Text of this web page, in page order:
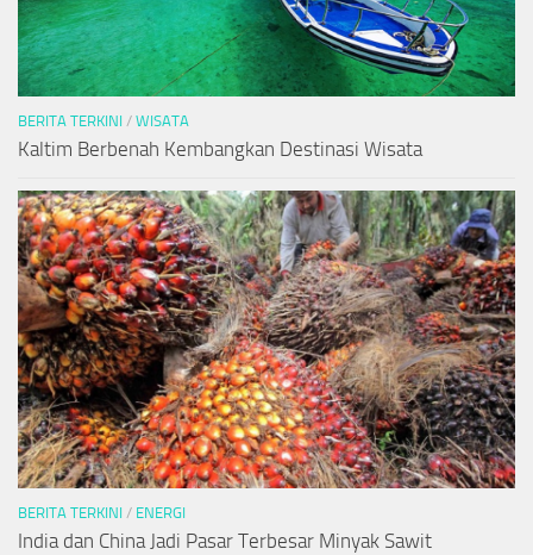
BERITA TERKINI / WISATA
Kaltim Berbenah Kembangkan Destinasi Wisata
BERITA TERKINI / ENERGI
India dan China Jadi Pasar Terbesar Minyak Sawit